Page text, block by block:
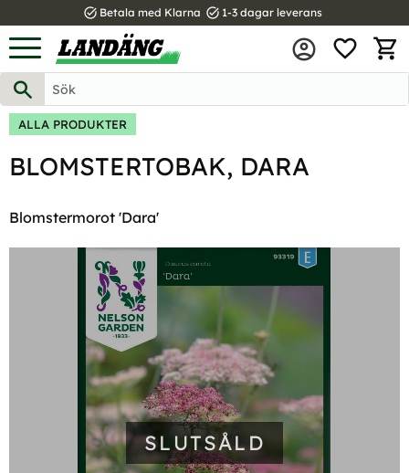
Meny
task_alt Betala med Klarna task_alt 1-3 dagar leverans
ALLA PRODUKTER
BLOMSTERTOBAK, DARA
Blomstermorot 'Dara'
SLUTSÅLD